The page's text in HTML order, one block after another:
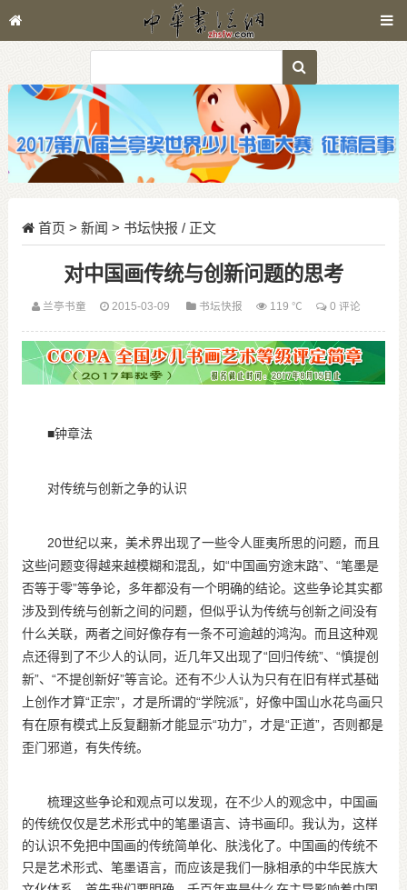
首页 > 新闻 > 书坛快报 / 正文
对中国画传统与创新问题的思考
兰亭书童 2015-03-09 书坛快报 119 ℃ 0 评论
■钟章法
对传统与创新之争的认识
20世纪以来，美术界出现了一些令人匪夷所思的问题，而且
这些问题变得越来越模糊和混乱，如“中国画穷途末路”、 “笔墨是
否等于零”等争论，多年都没有一个明确的结论。这些争论其实都
涉及到传统与创新之间的问题，但似乎认为传统与创新之间没有
什么关联，两者之间好像存有一条不可逾越的鸿沟。而且这种观
点还得到了不少人的认同，近几年又出现了“ 回归传统”、 “慎提创
新”、 “不提创新好”等言论。还有不少人认为只有在旧有样式基础
上创作才算“ 正宗”，才是所谓的“学院派”，好像中国山水花鸟画只
有在原有模式上反复翻新才能显示“功力”，才是“ 正道”，否则都是
歪门邪道，有失传统。
梳理这些争论和观点可以发现，在不少人的观念中，中国画
的传统仅仅是艺术形式中的笔墨语言、诗书画印。我认为，这样
的认识不免把中国画的传统简单化、肤浅化了。中国画的传统不
只是艺术形式、笔墨语言，而应该是我们一脉相承的中华民族大